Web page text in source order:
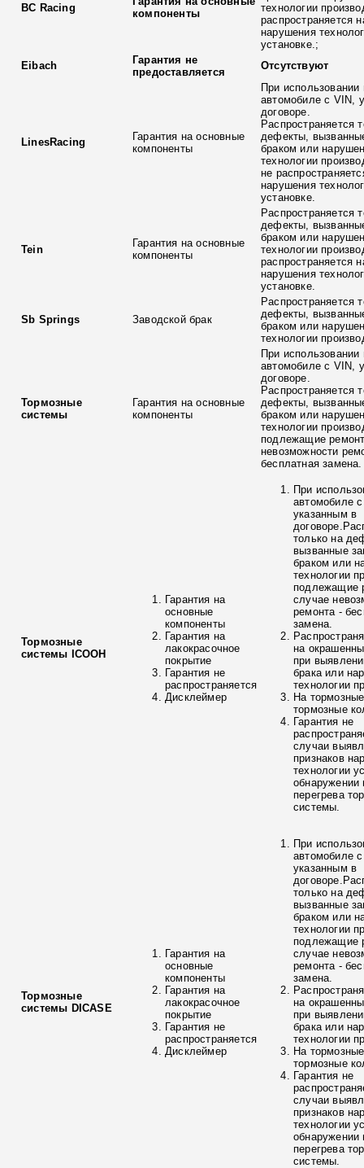
BC Racing
компоненты
технологии
распространяется
нарушения
установке.;
Eibach
Гарантия не
предоставляется
Отсутствуют
LinesRacing
Гарантия на основные
компоненты
При использовании
автомобиле с VIN,
договоре.
Распространяется
дефекты,
браком или
технологии
не
нарушения
установке.
Tein
Гарантия на основные
компоненты
Распространяется
дефекты,
браком или
технологии
распространяется
нарушения
установке.
Sb Springs Заводской брак
Распространяется
дефекты,
браком или
технологии
Тормозные
системы
Гарантия на основные
компоненты
При использовании
автомобиле с VIN,
договоре.
Распространяется
дефекты,
браком или
технологии
подлежащие
невозможности
бесплатная замена.
Тормозные
системы ICOOH
Гарантия на
основные
компоненты
Гарантия на
лакокрасочное
покрытие
Гарантия не
распространяется
Дисклеймер
При
автомобиле
указанным в
только на
вызванные
браком или
технологии
подлежащие
случае
ремонта -
замена.
на
при
брака или
технологии
На
тормозные
Гарантия не
случаи
признаков
технологии
обнаружении
перегрева
системы.
Тормозные
системы DICASE
Гарантия на
основные
компоненты
Гарантия на
лакокрасочное
покрытие
Гарантия не
распространяется
Дисклеймер
При
автомобиле
указанным в
только на
вызванные
браком или
технологии
подлежащие
случае
ремонта -
замена.
на
при
брака или
технологии
На
тормозные
Гарантия не
случаи
признаков
технологии
обнаружении
перегрева
системы.